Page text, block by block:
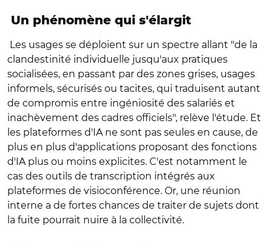
Un phénomène qui s'élargit
Les usages se déploient sur un spectre allant "de la
clandestinité individuelle jusqu'aux pratiques
socialisées, en passant par des zones grises, usages
informels, sécurisés ou tacites, qui traduisent autant
de compromis entre ingéniosité des salariés et
inachèvement des cadres officiels", relève l'étude. Et
les plateformes d'IA ne sont pas seules en cause, de
plus en plus d'applications proposant des fonctions
d'IA plus ou moins explicites. C'est notamment le
cas des outils de transcription intégrés aux
plateformes de visioconférence. Or, une réunion
interne a de fortes chances de traiter de sujets dont
la fuite pourrait nuire à la collectivité.